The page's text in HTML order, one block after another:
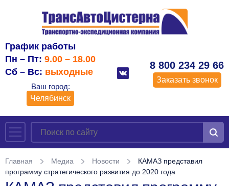
График работы
Пн – Пт: 9.00 – 18.00
Сб – Вс: выходные
Ваш город:
Челябинск
8 800 234 29 66
Заказать звонок
Главная Медиа Новости
КАМАЗ представил
программу стратегического развития до 2020 года